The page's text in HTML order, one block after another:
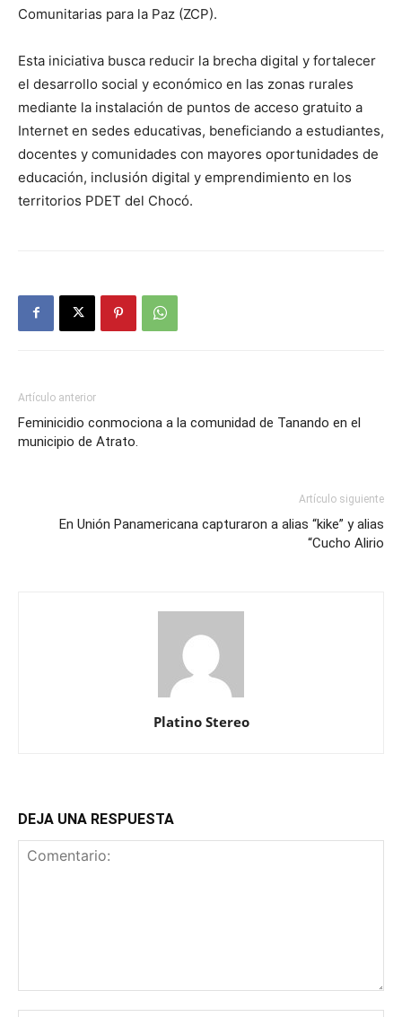
Comunitarias para la Paz (ZCP).
Esta iniciativa busca reducir la brecha digital y fortalecer
el desarrollo social y económico en las zonas rurales
mediante la instalación de puntos de acceso gratuito a
Internet en sedes educativas, beneficiando a estudiantes,
docentes y comunidades con mayores oportunidades de
educación, inclusión digital y emprendimiento en los
territorios PDET del Chocó.
Artículo anterior
Feminicidio conmociona a la comunidad de Tanando en el
municipio de Atrato.
Artículo siguiente
En Unión Panamericana capturaron a alias “kike” y alias
“Cucho Alirio
Platino Stereo
DEJA UNA RESPUESTA